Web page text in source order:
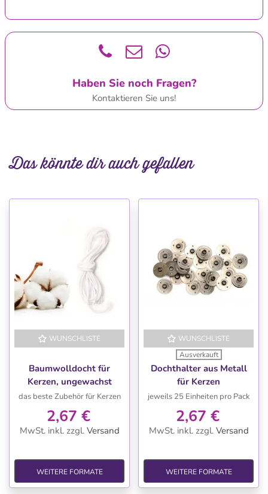
Haben Sie noch Fragen?
Kontaktieren Sie uns!
Das könnte dir auch gefallen
WUNSCHLISTE
Baumwolldocht für
Kerzen, ungewachst
das beste Zubehör für Kerzen
2,67 €
MwSt. inkl. zzgl. Versand
WEITERE FORMATE
WUNSCHLISTE
Ausverkauft
Dochthalter aus Metall
für Kerzen
jeweils 25 Einheiten pro Pack
2,67 €
MwSt. inkl. zzgl. Versand
WEITERE FORMATE